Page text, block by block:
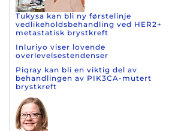
Tukysa kan bli ny førstelinje
vedlikeholdsbehandling ved HER2+
metastatisk brystkreft
Inluriyo viser lovende
overlevelsestendenser
Piqray kan bli en viktig del av
behandlingen av PIK3CA-mutert
brystkreft